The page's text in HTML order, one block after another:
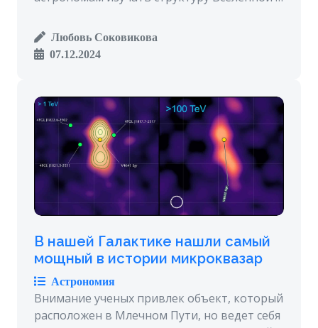
Любовь Соковикова
07.12.2024
В нашей Галактике нашли самый
мощный в истории микроквазар
Астрономия
Внимание ученых привлек объект, который
расположен в Млечном Пути, но ведет себя